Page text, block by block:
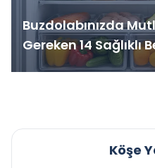
Buzdolabınızda
Gereken 14 Sağlıklı
Köşe